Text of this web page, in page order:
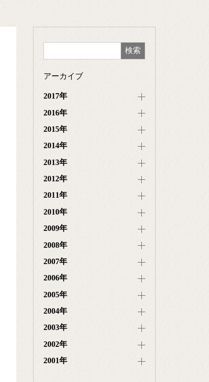
アーカイブ
2017年
2016年
2015年
2014年
2013年
2012年
2011年
2010年
2009年
2008年
2007年
2006年
2005年
2004年
2003年
2002年
2001年